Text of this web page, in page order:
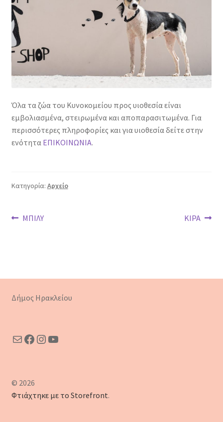
Όλα τα ζώα του Κυνοκομείου προς υιοθεσία είναι
εμβολιασμένα, στειρωμένα και αποπαρασιτωμένα. Για
περισσότερες πληροφορίες και για υιοθεσία δείτε στην
ενότητα ΕΠΙΚΟΙΝΩΝΙΑ.
Κατηγορία: Αρχείο
Πλοήγηση
Προηγούμενο
ΜΠΙΛΥ
Επόμενο
ΚΙΡΑ
Δήμος Ηρακλείου
MailFacebook
Instagram
YouTube
© 2026
Φτιάχτηκε με το Storefront.